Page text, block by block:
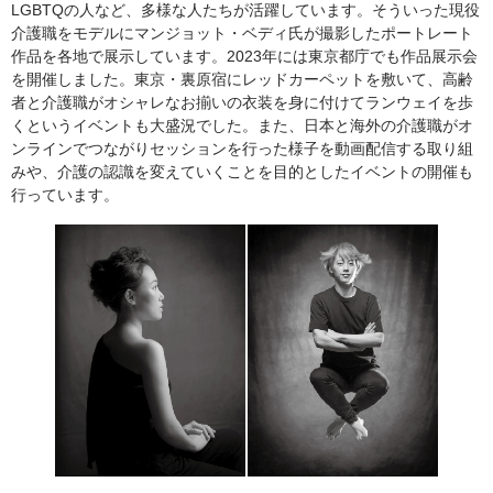
LGBTQの人など、多様な人たちが活躍しています。そういった現役
介護職をモデルにマンジョット・ベディ氏が撮影したポートレート
作品を各地で展示しています。2023年には東京都庁でも作品展示会
を開催しました。東京・裏原宿にレッドカーペットを敷いて、高齢
者と介護職がオシャレなお揃いの衣装を身に付けてランウェイを歩
くというイベントも大盛況でした。また、日本と海外の介護職がオ
ンラインでつながりセッションを行った様子を動画配信する取り組
みや、介護の認識を変えていくことを目的としたイベントの開催も
行っています。